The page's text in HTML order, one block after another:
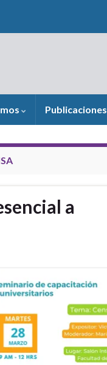
Publicaciones
a